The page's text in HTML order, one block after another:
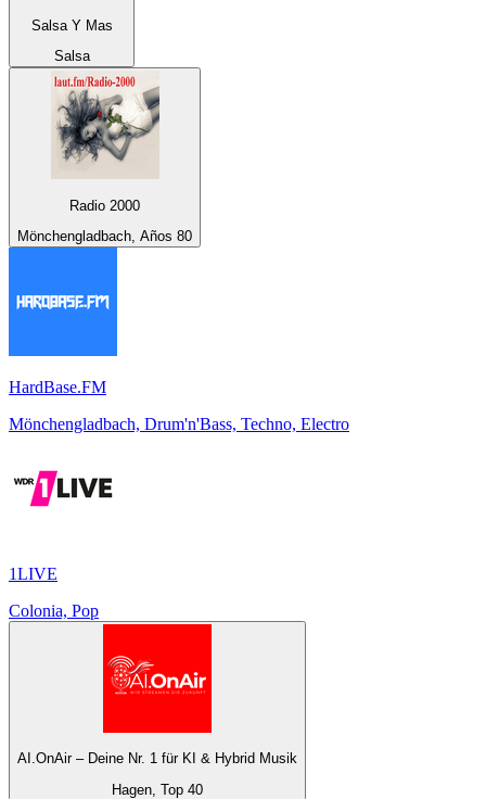
Salsa Y Mas
Salsa
Radio 2000
Mönchengladbach, Años 80
HardBase.FM
Mönchengladbach, Drum'n'Bass, Techno, Electro
1LIVE
Colonia, Pop
AI.OnAir – Deine Nr. 1 für KI & Hybrid Musik
Hagen, Top 40